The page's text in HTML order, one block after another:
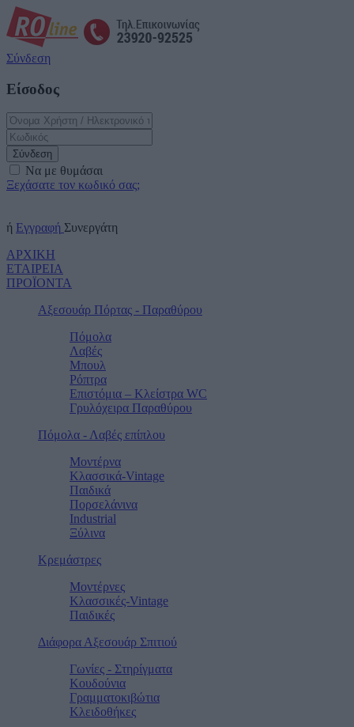
Σύνδεση
Είσοδος
Σύνδεση
Να με θυμάσαι
Ξεχάσατε τον κωδικό σας;
ή Εγγραφή Συνεργάτη
ΑΡΧΙΚΗ
ΕΤΑΙΡΕΙΑ
ΠΡΟΪΟΝΤΑ
Αξεσουάρ Πόρτας - Παραθύρου
Πόμολα
Λαβές
Μπουλ
Ρόπτρα
Επιστόμια – Κλείστρα WC
Γρυλόχειρα Παραθύρου
Πόμολα - Λαβές επίπλου
Μοντέρνα
Κλασσικά-Vintage
Παιδικά
Πορσελάνινα
Industrial
Ξύλινα
Κρεμάστρες
Μοντέρνες
Κλασσικές-Vintage
Παιδικές
Διάφορα Αξεσουάρ Σπιτιού
Γωνίες - Στηρίγματα
Κουδούνια
Γραμματοκιβώτια
Κλειδοθήκες